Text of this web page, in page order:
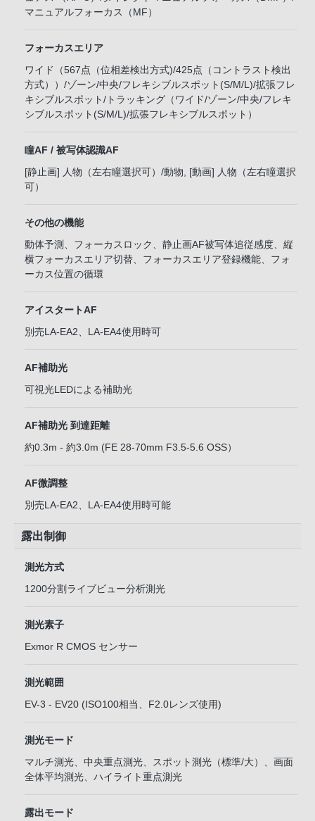
マニュアルフォーカス（MF）
フォーカスエリア
ワイド（567点（位相差検出方式)/425点（コントラスト検出
方式））/ゾーン/中央/フレキシブルスポット(S/M/L)/拡張フレ
キシブルスポット/トラッキング（ワイド/ゾーン/中央/フレキ
シブルスポット(S/M/L)/拡張フレキシブルスポット）
瞳AF / 被写体認識AF
[静止画] 人物（左右瞳選択可）/動物, [動画] 人物（左右瞳選択
可）
その他の機能
動体予測、フォーカスロック、静止画AF被写体追従感度、縦
横フォーカスエリア切替、フォーカスエリア登録機能、フォ
ーカス位置の循環
アイスタートAF
別売LA-EA2、LA-EA4使用時可
AF補助光
可視光LEDによる補助光
AF補助光 到達距離
約0.3m - 約3.0m (FE 28-70mm F3.5-5.6 OSS）
AF微調整
別売LA-EA2、LA-EA4使用時可能
露出制御
測光方式
1200分割ライブビュー分析測光
測光素子
Exmor R CMOS センサー
測光範囲
EV-3 - EV20 (ISO100相当、F2.0レンズ使用)
測光モード
マルチ測光、中央重点測光、スポット測光（標準/大）、画面
全体平均測光、ハイライト重点測光
露出モード